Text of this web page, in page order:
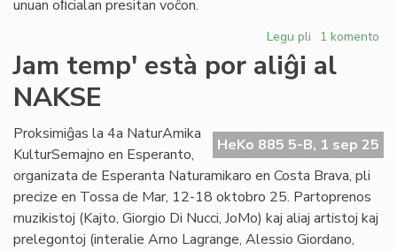
unuan oﬁcialan presitan voĉon.
Legu pli pri
unua
esperanto
festas
sian
datrevenon
1 komento
Jam temp' està por aliĝi al
NAKSE
HeKo 885 5-B, 1 sep 25
Proksimiĝas la 4a NaturAmika
KulturSemajno en Esperanto,
organizata de Esperanta Naturamikaro en Costa Brava, pli
precize en Tossa de Mar, 12-18 oktobro 25. Partoprenos
muzikistoj (Kajto, Giorgio Di Nucci, JoMo) kaj aliaj artistoj kaj
prelegontoj (interalie Arno Lagrange, Alessio Giordano,